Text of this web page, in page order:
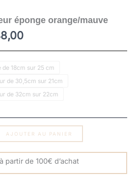
éponge orange/mauve
Plage
€ 45,00
à
€ 48,00
18cm sur 25 cm
de 30,5cm sur 21cm
de 32cm sur 22cm
AJOUTER AU PANIER
partir de 100€ d’achat